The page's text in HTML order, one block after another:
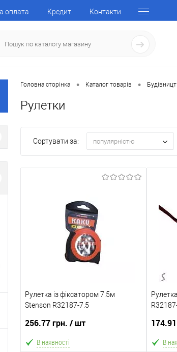
оплата Кредит Контакти
Головна сторінка • Каталог товарів •
Рулетки
Сортувати за: популярністю
Рулетка із фіксатором 7.5м
Stenson R32187-7.5
256.77 грн. / шт
В наявності В